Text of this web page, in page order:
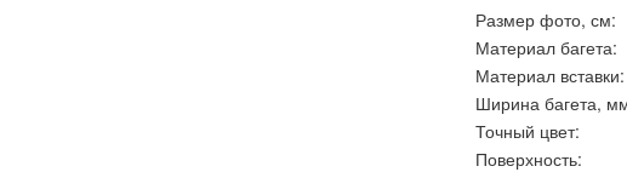
Размер фото, см:
Материал багета:
Материал вставки:
Ширина багета,
Точный цвет:
Поверхность: